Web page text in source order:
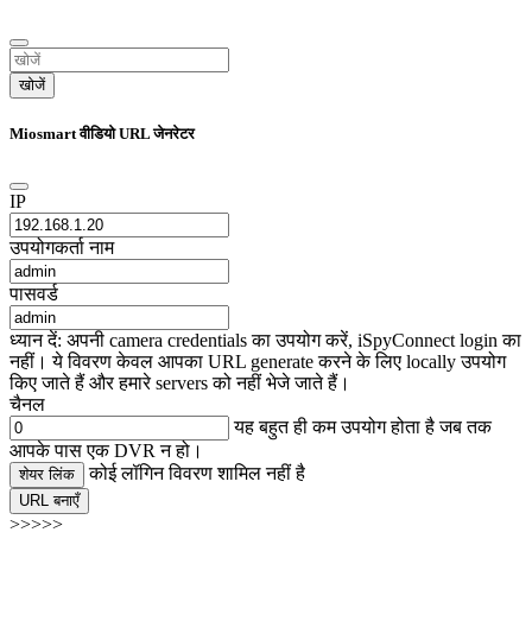
खोजें
Miosmart वीडियो URL जेनरेटर
IP
उपयोगकर्ता नाम
पासवर्ड
ध्यान दें: अपनी camera credentials का उपयोग करें, iSpyConnect login का
नहीं। ये विवरण केवल आपका URL generate करने के लिए locally उपयोग
किए जाते हैं और हमारे servers को नहीं भेजे जाते हैं।
चैनल
यह बहुत ही कम उपयोग होता है जब तक
आपके पास एक DVR न हो।
शेयर लिंक कोई लॉगिन विवरण शामिल नहीं है
URL बनाएँ
>>>>>